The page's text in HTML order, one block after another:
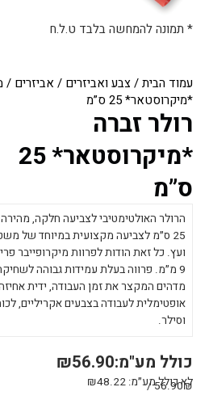
עמוד הבית/צבע ואביזרים / אביזרים /
*מיקרוסטאר* 25 ס”מ
רולר זברה
*מיקרוסטאר* 25
ס”מ
הרולר האולטימטיבי לצביעה חלקה, מהירה
25 ס״מ לצביעה מקצועית במיוחד של
ועץ. כל זאת הודות לפרוות מיקרופייבר
9 מ״מ. פרווה בעלת עמידות גבוהה
מדהים המקצר את זמן העבודה, ידית
אופטימלית לעבודה בצבעים אקריליים,
וסילר.
₪56.90כולל מע"מ:
לא כולל מע״מ: ₪48.22
56.90₪ /
* תמונה להמחשה בלבד ט.ל.ח